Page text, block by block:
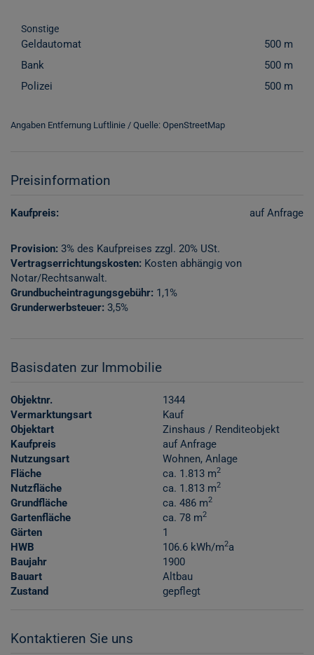
Sonstige
Geldautomat
500 m
Bank
500 m
Polizei
500 m
Angaben Entfernung Luftlinie / Quelle: OpenStreetMap
Preisinformation
Kaufpreis: auf Anfrage
Provision: 3% des Kaufpreises zzgl. 20% USt.
Vertragserrichtungskosten: Kosten abhängig von
Notar/Rechtsanwalt.
Grundbucheintragungsgebühr: 1,1%
Grunderwerbsteuer: 3,5%
Basisdaten zur Immobilie
Objektnr.
1344
Vermarktungsart
Kauf
Objektart
Zinshaus / Renditeobjekt
Kaufpreis
auf Anfrage
Nutzungsart
Wohnen Anlage
Fläche
ca. 1.813 m2
Nutzfläche ca. 1.813 m2
Grundfläche ca. 486 m2
Gartenfläche ca. 78 m2
Gärten
1
HWB
106.6 kWh/m2a
Baujahr
1900
Bauart
Altbau
Zustand
gepflegt
Kontaktieren Sie uns